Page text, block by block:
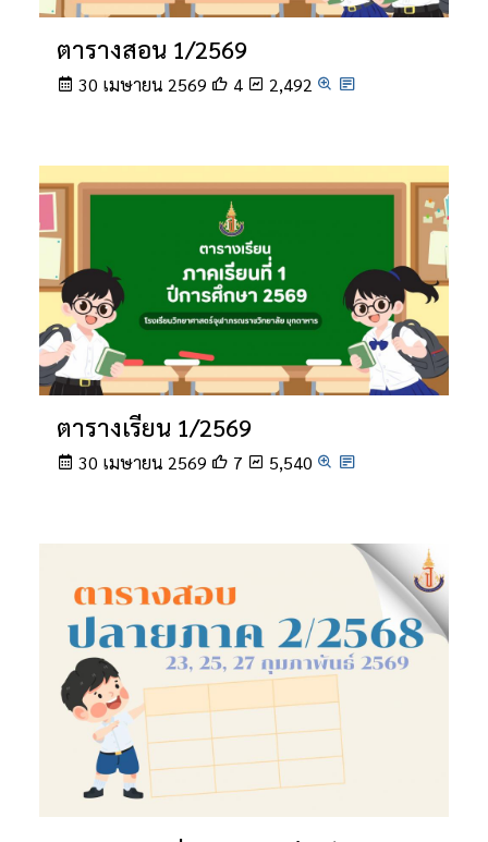
ตารางสอน 1/2569
30 เมษายน 2569 4 2,492
ตารางเรียน 1/2569
30 เมษายน 2569 7 5,540